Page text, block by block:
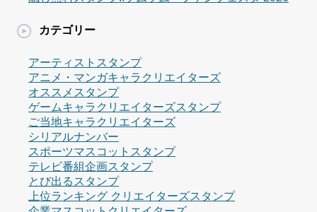
カテゴリー
アーティストスタンプ
アニメ・マンガキャラクリエイターズ
オススメスタンプ
ゲームキャラクリエイターズスタンプ
ご当地キャラクリエイターズ
シリアルナンバー
スポーツマスコットスタンプ
テレビ番組企画スタンプ
とび出るスタンプ
上位ランキング クリエイターズスタンプ